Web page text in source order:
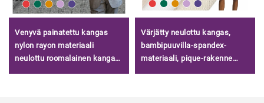
Venyvä painatettu kangas
nylon rayon materiaali
neulottu roomalainen kangas
Värjätty neulottu kangas,
bambipuuvilla-spandex-
materiaali, pique-rakenne